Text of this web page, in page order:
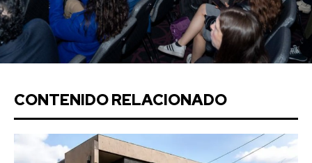
CONTENIDO RELACIONADO